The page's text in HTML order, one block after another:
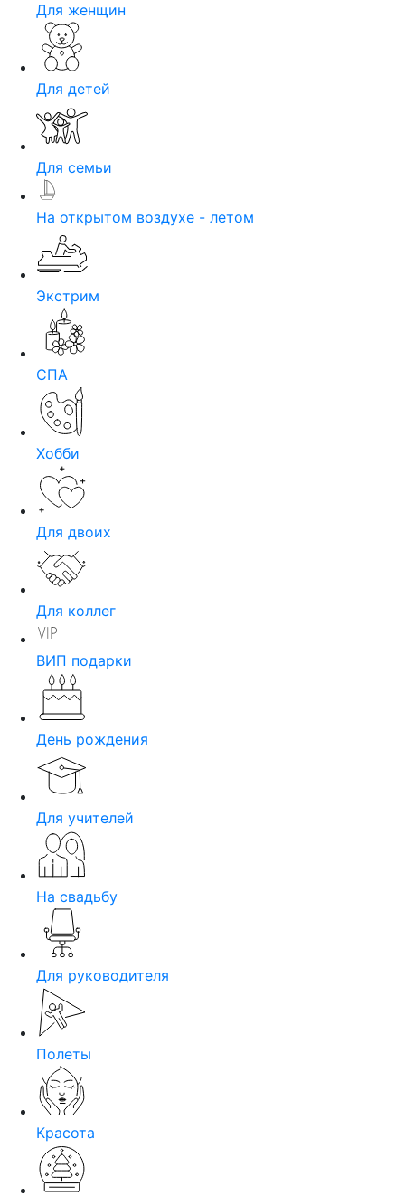
Для женщин
Для детей
Для семьи
На открытом воздухе - летом
Экстрим
СПА
Хобби
Для двоих
Для коллег
ВИП подарки
День рождения
Для учителей
На свадьбу
Для руководителя
Полеты
Красота